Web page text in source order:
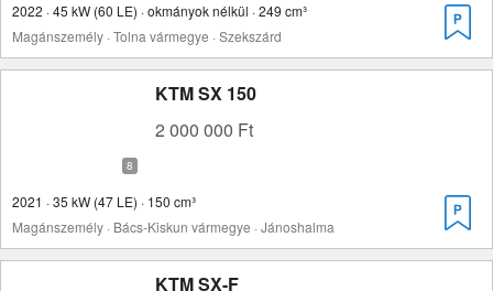
2022 · 45 kW (60 LE) · okmányok nélkül · 249 cm³
Magánszemély · Tolna vármegye · Szekszárd
KTM SX 150
2 000 000 Ft
2021 · 35 kW (47 LE) · 150 cm³
Magánszemély · Bács-Kiskun vármegye · Jánoshalma
KTM SX-F